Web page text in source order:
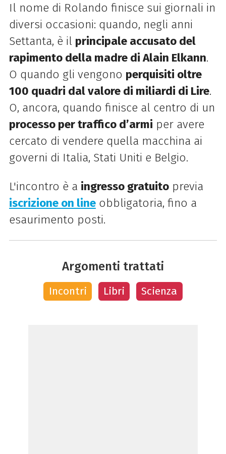
Il nome di Rolando finisce sui giornali in
diversi occasioni: quando, negli anni
Settanta, è il principale accusato del
rapimento della madre di Alain Elkann.
O quando gli vengono perquisiti oltre
100 quadri dal valore di miliardi di Lire.
O, ancora, quando finisce al centro di un
processo per traffico d’armi per avere
cercato di vendere quella macchina ai
governi di Italia, Stati Uniti e Belgio.
L'incontro è a ingresso gratuitoprevia
iscrizione on lineobbligatoria, fino a
esaurimento posti.
Argomenti trattati
Incontri Libri Scienza